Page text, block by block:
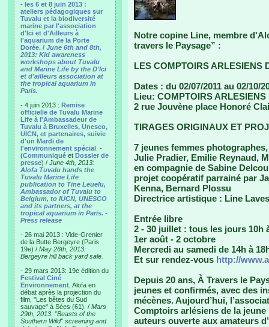
- les 6 et 8 juin 2013 :
ateliers pédagogiques sur
Tuvalu et la biodiversité
marine par l'association
d'Ici et d'Ailleurs à
l'aquarium de la Porte
Dorée. / June 6th and 8th,
2013: Kid awareness
workshops about Tuvalu
and Marine Life by the D'Ici
et d'ailleurs association at
the tropical aquarium in
Paris.
- 4 juin 2013 : Remise
officielle de Tuvalu Marine
Life à l'Ambassadeur de
Tuvalu à Bruxelles, Unesco,
UICN, et partenaires, suivie
d'un Mardi de
l'environnement spécial . -
(Communiqué et Dossier de
presse) / June 4th, 2013:
Alofa Tuvalu hands the
Tuvalu Marine Life
publication to Tine Leuelu,
Ambassador of Tuvalu to
Belgium, to IUCN, UNESCO
and its partners, at the
tropical aquarium in Paris. -
Press release
- 26 mai 2013 : Vide-Grenier
de la Butte Bergeyre (Paris
19e) / May 26th, 2013:
Bergeyre hill back yard sale.
- 29 mars 2013: 19e édition du
Festival Ciné
Environnement , Alofa en
débat après la projection du
film, "Les bêtes du Sud
sauvage" à Sées (61). / Mars
29th, 2013: "Beasts of the
Southern Wild" screening and
Notre copine Line, membre
travers le Paysage” :
LES COMPTOIRS ARLESIENS
Dates : du 02/07/2011 au 02/10/
Lieu: COMPTOIRS ARLESIENS
2 rue Jouvène place Honoré
TIRAGES ORIGINAUX ET
7 jeunes femmes
Julie Pradier, Emilie Reynaud,
en compagnie de Sabine
projet coopératif parrainé par
Kenna, Bernard Plossu
Directrice artistique : Line
Entrée libre
2 - 30 juillet : tous les jours 10h
1er août - 2 octobre
Mercredi au samedi de 14h à
Et sur rendez-vous http://
Depuis 20 ans, À Travers le
jeunes et confirmés, avec des
mécènes. Aujourd’hui,
Comptoirs arlésiens de la
auteurs ouverte aux amateurs